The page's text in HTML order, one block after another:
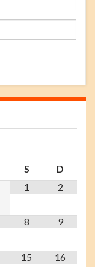
S
D
1
2
8 9
15 16